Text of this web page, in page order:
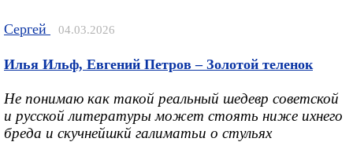
Сергей 04.03.2026
Илья Ильф, Евгений Петров – Золотой теленок
Не понимаю как такой реальный шедевр советской
и русской литературы может стоять ниже ихнего
бреда и скучнейшкй галиматьи о стульях